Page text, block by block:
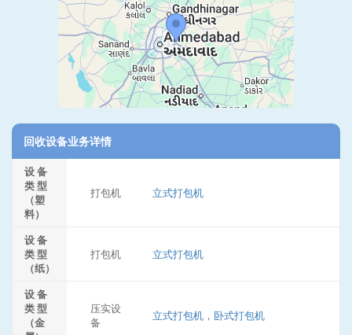
回收设备业务详情
设 备
类 型
（塑
料）
打包机 立式打包机
设 备
类 型
（纸）
打包机 立式打包机
设 备
类 型
（金
压实设
备
立式打包机，卧式打包机